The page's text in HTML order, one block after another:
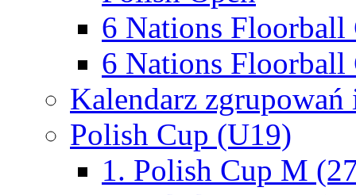
6 Nations Floorball
6 Nations Floorball
Kalendarz
Polish Cup (U19)
1. Polish Cup M